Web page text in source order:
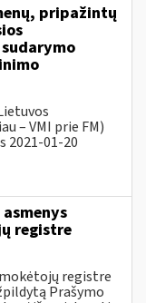
pripažintų
– VMI prie FM)
2021-01-20
registre
registre
Prašymo